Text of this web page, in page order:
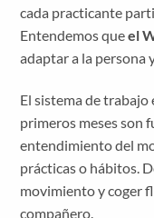
cada practicante
Entendemos queel
adaptar a la persona
El sistema de trabajo
primeros meses son
entendimiento del
prácticas o hábitos.
movimiento y coger
compañero.